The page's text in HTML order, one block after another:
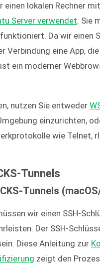
lokalen Rechner
Server verwendet. Sie
Da wir einen
Verbindung eine App,
ein moderner
nutzen Sie entweder
einzurichten,
wie Telnet,
Tunnels
Tunnels
wir einen SSH-
Der SSH-
Diese Anleitung zur
zeigt den